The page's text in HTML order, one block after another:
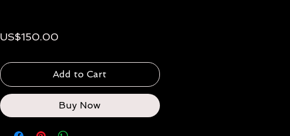
US$150.00Price
Add to Cart
Buy Now